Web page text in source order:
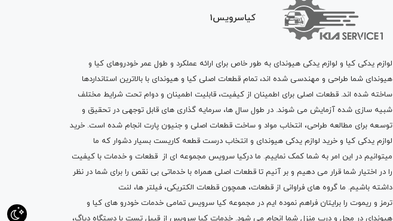
کیاسرویس1
لوازم یدکی کیا و لوازم یدکی هیوندای به طور خاص برای ارائه عملکرد و طول عمر خودروهای کیا و
هیوندای شما طراحی و مهندسی شده اند، تمام قطعات اصلی کیا و هیوندای با بالاترین استانداردها
ساخته شده اند. قطعات اصلی برای اطمینان از کیفیت، قابلیت اطمینان و دوام تحت شرایط مختلف
شبیه سازی شده آزمایش می شوند. در طول سال ها، سرمایه گذاری های قابل توجهی در تحقیق و
توسعه برای مطالعه طراحی، انتخاب مواد و ساخت قطعات اصلی و جنیون پارت انجام شده است. خرید
لوازم یدکی کیا و خرید لوازم یدکی هیوندای و انتخاب درست قطعه کاریست بسیار دشوار که ما
میتوانیم در این امر به شما کمک نماییم. ما درکیا سرویس مجموعه ای از قطعات و خدمات با کیفیت
را در اختیار شما قرار می دهیم و بر آنیم تا قطعات اصلی همراه با خدماتی بی نقص را برای شما در نظر
داشته باشیم. ما گروه های فراوانی از قطعات، همچون قطعات الکتریکی، فیلتر ها، لنت
ترمز و ریموت را برایتان فراهم نموده ایم در مجموعه کیا سرویس تمامی خدمات خودرو های کیا و
هیوندای در محل و درب منزل شما انجام می شود. خدمات کیا سرویس از قبیل تست با دستگاه دیاگ،